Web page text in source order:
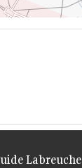
Labreuche